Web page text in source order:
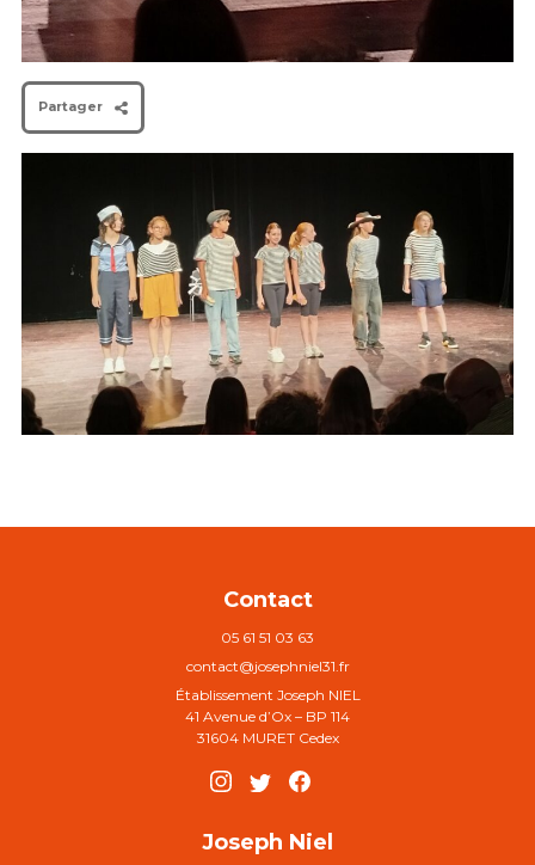
Partager
Contact
05 61 51 03 63
contact@josephniel31.fr
Établissement Joseph NIEL
41 Avenue d’Ox – BP 114
31604 MURET Cedex
Joseph Niel